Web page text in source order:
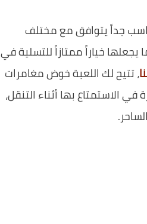
جداً يتوافق مع مختلف
خياراً ممتازاً للتسلية في
، تتيح لك اللعبة خوض مغامرات
الاستمتاع بها أثناء التنقل،